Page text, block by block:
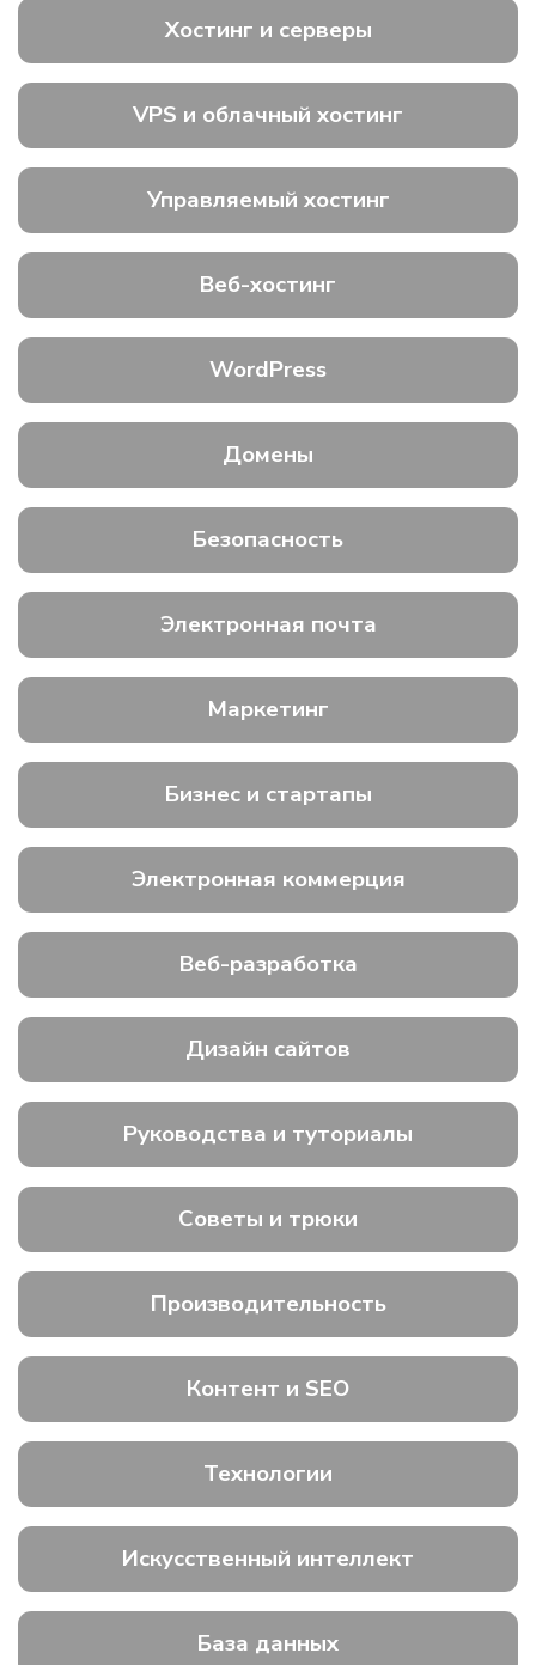
Хостинг и серверы
VPS и облачный хостинг
Управляемый хостинг
Веб-хостинг
WordPress
Домены
Безопасность
Электронная почта
Маркетинг
Бизнес и стартапы
Электронная коммерция
Веб-разработка
Дизайн сайтов
Руководства и туториалы
Советы и трюки
Производительность
Контент и SEO
Технологии
Искусственный интеллект
База данных